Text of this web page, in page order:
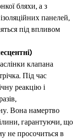
бляхи, а з
панелей,
під впливом
клапана
Під час
реакцію і
Вона намертво
гарантуючи, що
не просочиться в